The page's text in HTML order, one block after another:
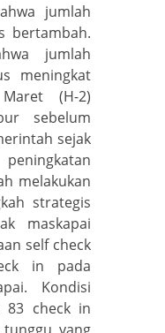
jumlah
bertambah.
jumlah
meningkat
(H-2)
sebelum
sejak
melakukan
strategis
maskapai
self check
in pada
Kondisi
83 check in